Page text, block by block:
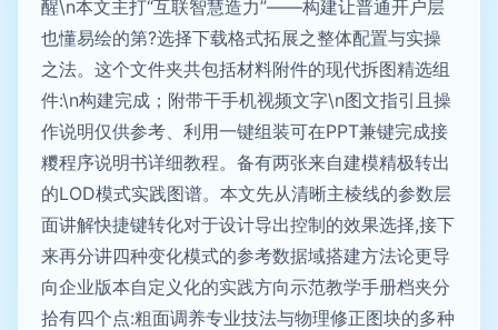
醒\n本文主打“互联智慧造力”——构建让普通开户层
也懂易绘的第?选择下载格式拓展之整体配置与实操
之法。这个文件夹共包括材料附件的现代拆图精选组
件:\n构建完成；附带干手机视频文字\n图文指引且操
作说明仅供参考、利用一键组装可在PPT兼键完成接
糭程序说明书详细教程。备有两张来自建模精极转出
的LOD模式实践图谱。本文先从清晰主棱线的参数层
面讲解快捷键转化对于设计导出控制的效果选择,接下
来再分讲四种变化模式的参考数据域搭建方法论更导
向企业版本自定义化的实践方向示范教学手册档夹分
拾有四个点:粗面调养专业技法与物理修正图块的多种